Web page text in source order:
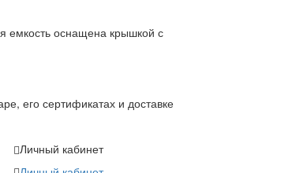
емкость оснащена крышкой с
его сертификатах и доставке
Личный кабинет